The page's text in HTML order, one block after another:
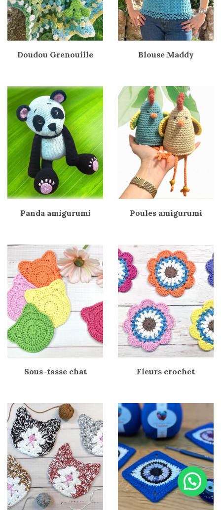
Doudou Grenouille Blouse Maddy
Panda amigurumi Poules amigurumi
Sous-tasse chat Fleurs crochet